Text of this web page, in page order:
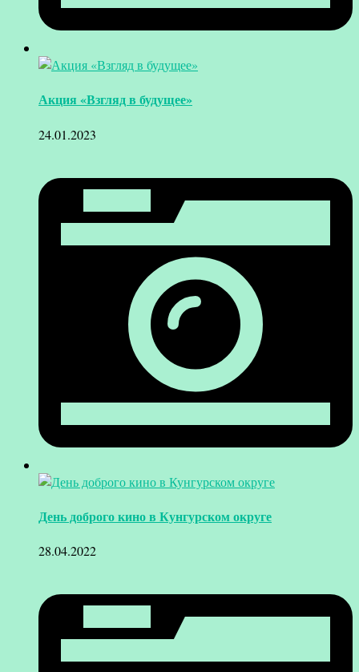
Акция «Взгляд в будущее»
24.01.2023
День доброго кино в Кунгурском округе
28.04.2022